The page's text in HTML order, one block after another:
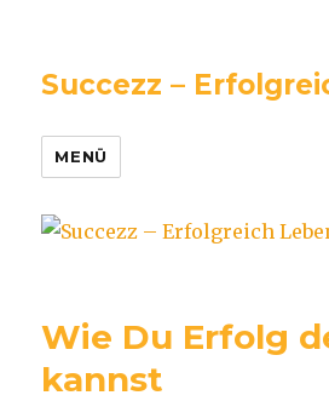
Succezz –
MENÜ
Wie Du Erfolg
kannst